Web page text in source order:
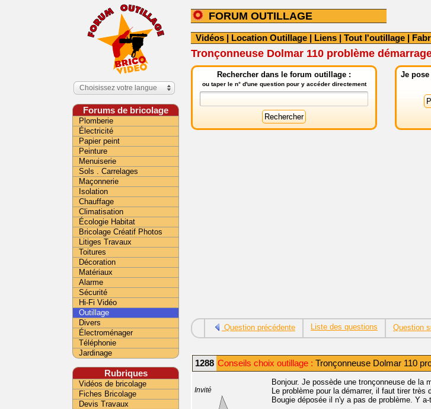
FORUM OUTILLAGE
Vidéos | Location Outillage | Liens | Tout l'outillage |
Tronçonneuse Dolmar 110 problème
Rechercher dans le forum outillage :
ou taper le n° d'une question pour y accéder directement
Je
Question précédente Liste des questions Question
1288 Conseils choix outillage : Tronçonneuse Dolmar 110
Invité
Bonjour. Je possède une tronçonneuse de la
Le problème pour la démarrer, il faut tirer très
Bougie déposée il n'y a pas de problème. Y
Choisissez votre langue
Forums de bricolage
Plomberie
Électricité
Papier peint
Peinture
Menuiserie
Sols . Carrelages
Maçonnerie
Isolation
Chauffage
Climatisation
Écologie Habitat
Bricolage Créatif Photos
Litiges Travaux
Toitures
Décoration
Matériaux
Alarme
Sécurité
Hi-Fi Vidéo
Outillage
Divers
Électroménager
Téléphonie
Jardinage
Rubriques
Vidéos de bricolage
Fiches Bricolage
Devis Travaux